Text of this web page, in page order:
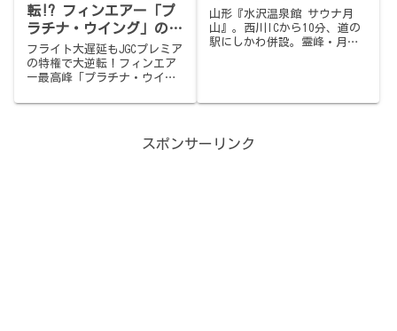
転!? フィンエアー「プ
ラチナ・ウイング」の極
上サウナとまさかの結末
フライト大遅延もJGCプレミア
の特権で大逆転！フィンエア
ー最高峰「プラチナ・ウイン
入記です。サウナからの強制
ンボラ）まで、マイル旅の魅
山形『水沢温泉館 サウナ月
山』。西川ICから10分、道の
駅にしかわ併設。霊峰・月山
冒頭、熱波師アダチさんの卒
スポンサーリンク